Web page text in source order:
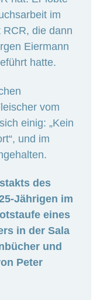
im
RCR, die dann
Eiermann
hatte.
vom
einig: „Kein
und im
des
Jährigen im
eines
in der Sala
und
Peter